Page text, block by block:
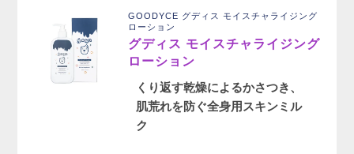
GOODYCE グディス モイスチャライジング
ローション
グディス モイスチャライジング
ローション
くり返す乾燥によるかさつき、
肌荒れを防ぐ全身用スキンミル
ク